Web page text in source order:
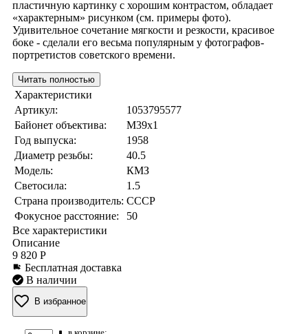
пластичную картинку с хорошим контрастом, обладает
«характерным» рисунком (см. примеры фото).
Удивительное сочетание мягкости и резкости, красивое
боке - сделали его весьма популярным у фотографов-
портретистов советского времени.
Читать полностью
Характеристики
Артикул:
1053795577
Байонет объектива:
M39x1
Год выпуска:
1958
Диаметр резьбы:
40.5
Модель:
КМЗ
Светосила:
1.5
Страна производитель: СССР
Фокусное расстояние:
50
Все характеристики
Описание
9 820 Р
Бесплатная доставка
В наличии
В избранное